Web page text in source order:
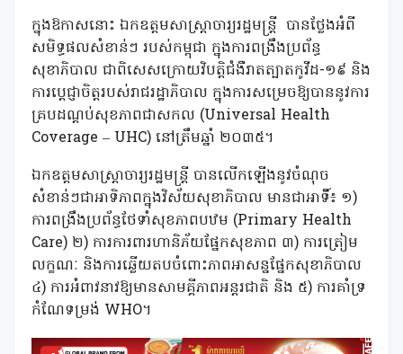
ក្នុងឱកាសនោះ ឯកឧត្តមសាស្ត្រាចារ្យរដ្ឋមន្ត្រី បានថ្លែងអំពី
សមិទ្ធផលសំខាន់ៗ របស់កម្ពុជា ក្នុងការពង្រឹងប្រព័ន្ធ
សុខាភិបាល ជាពិសេសក្រោយវិបត្តិជំងឺរាតត្បាតកូវីដ-១៩ និង
ការប្តេជ្ញាចិត្តរបស់រាជរដ្ឋាភិបាល ក្នុងការសម្រេចឱ្យបាននូវការ
គ្របដណ្តប់សុខភាពជាសកល (Universal Health
Coverage – UHC) នៅត្រឹមឆ្នាំ ២០៣៥។
ឯកឧត្តមសាស្ត្រាចារ្យរដ្ឋមន្ត្រី បានលើកឡើងនូវចំណុច
សំខាន់ៗជាអាទិភាពក្នុងវិស័យសុខាភិបាល មានជាអាទិ៍៖ ១)
ការពង្រឹងប្រព័ន្ធថែទាំសុខភាពបឋម (Primary Health
Care) ២) ការការពារហានិភ័យផ្នែកសុខភាព ៣) ការត្រៀម
លក្ខណៈ និងការឆ្លើយតបចំពោះភាពអាសន្នផ្នែកសុខាភិបាល
៤) ការអំពាវនាវឱ្យមានសាមគ្គីភាពអន្តរជាតិ និង ៥) ការគាំទ្រ
កំណែទម្រង់ WHO។